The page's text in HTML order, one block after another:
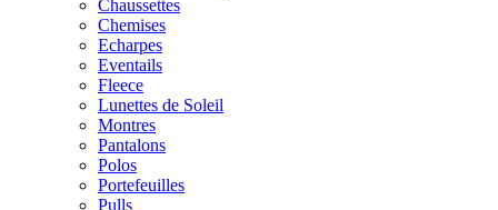
Chaussettes
Chemises
Echarpes
Eventails
Fleece
Lunettes de Soleil
Montres
Pantalons
Polos
Portefeuilles
Pulls